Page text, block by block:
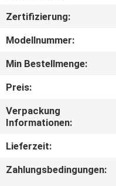
FABRIK-
AUSFLUG
TRETEN
SIE
MIT
Zertifizierung:
Modellnummer:
Min Bestellmenge:
Preis:
Verpackung
Informationen:
Lieferzeit:
Zahlungsbedingungen: